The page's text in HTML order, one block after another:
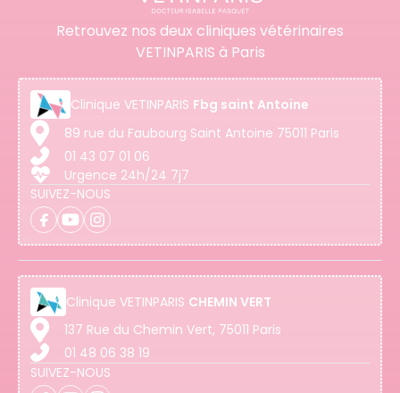
Retrouvez nos deux cliniques vétérinaires
VETINPARIS à Paris
Clinique VETINPARIS Fbg saint Antoine
89 rue du Faubourg Saint Antoine 75011 Paris
01 43 07 01 06
Urgence 24h/24 7j7
SUIVEZ-NOUS
Clinique VETINPARIS CHEMIN VERT
137 Rue du Chemin Vert, 75011 Paris
01 48 06 38 19
SUIVEZ-NOUS